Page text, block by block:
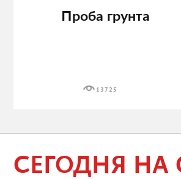
Проба грунта
13725
СЕГОДНЯ НА